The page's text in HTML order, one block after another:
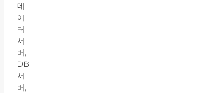
데
이
터
서
버,
DB
서
버,